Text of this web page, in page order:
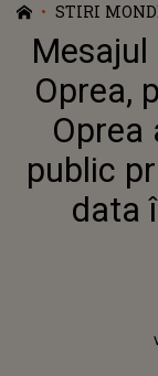
STIRI
Oprea,
Oprea
public
data
vineri, 20